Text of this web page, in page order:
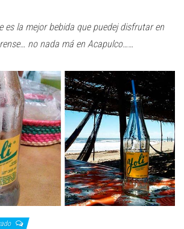
es la mejor bebida que puedej disfrutar en
no nada má en Acapulco……